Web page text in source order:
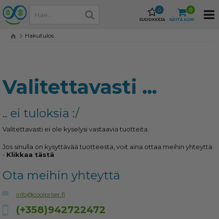
SUOSIKKEJA
0
NÄYTÄ KORI
0
Hakutulos
Valitettavasti ...
.. ei tuloksia :/
Valitettavasti ei ole kyselysi vastaavia tuotteita.
Jos sinulla on kysyttävää tuotteesta, voit aina ottaa meihin yhteyttä.
- Klikkaa tästä
Ota meihin yhteyttä
info@coolpriser.fi
(+358)942722472